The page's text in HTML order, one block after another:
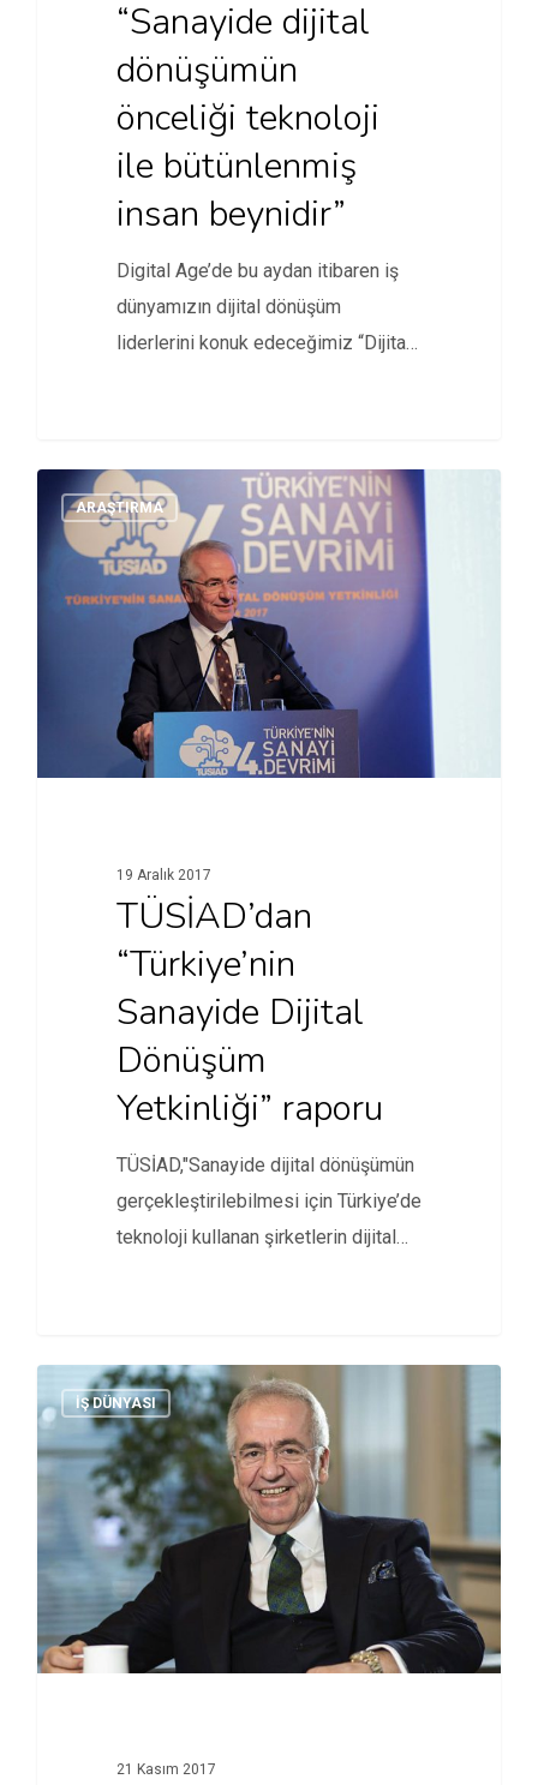
“Sanayide dijital
dönüşümün
önceliği teknoloji
ile bütünlenmiş
insan beynidir”
Digital Age’de bu aydan itibaren iş
dünyamızın dijital dönüşüm
liderlerini konuk edeceğimiz “Dijital
ARAŞTIRMA
19 Aralık 2017
TÜSİAD’dan
“Türkiye’nin
Sanayide Dijital
Dönüşüm
Yetkinliği” raporu
TÜSİAD,"Sanayide dijital dönüşümün
gerçekleştirilebilmesi için Türkiye’de
teknoloji kullanan şirketlerin dijital
İŞ DÜNYASI
21 Kasım 2017